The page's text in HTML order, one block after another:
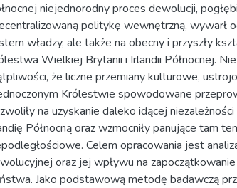
niejednorodny proces dewolucji,
politykę wewnętrzną, wywarł
władzy, ale także na obecny i przyszły
Wielkiej Brytanii i Irlandii Północnej.
że liczne przemiany kulturowe,
Królestwie spowodowane
na uzyskanie daleko idącej
Północną oraz wzmocniły panujące tam
Celem opracowania jest
oraz jej wpływu na
Jako podstawową metodę badawczą